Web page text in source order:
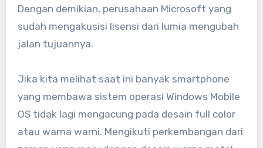
Dengan demikian, perusahaan Microsoft yang
sudah mengakusisi lisensi dari lumia mengubah
jalan tujuannya.
Jika kita melihat saat ini banyak smartphone
yang membawa sistem operasi Windows Mobile
OS tidak lagi mengacung pada desain full color
atau warna warni. Mengikuti perkembangan dari